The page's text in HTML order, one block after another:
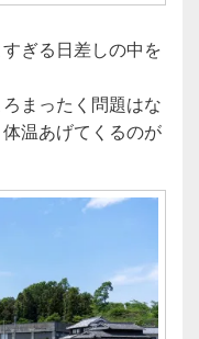
ぎる日差しの中を
まったく問題はな
温あげてくるのが